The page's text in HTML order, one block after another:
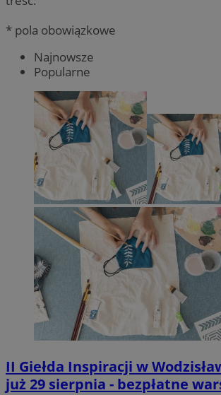
* pola obowiązkowe
Najnowsze
Popularne
II Giełda Inspiracji w
już 29 sierpnia - bezpłatne